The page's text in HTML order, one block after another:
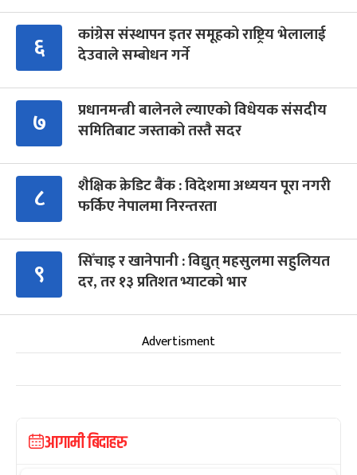
६
कांग्रेस संस्थापन इतर समूहको राष्ट्रिय भेलालाई
देउवाले सम्बोधन गर्ने
७
प्रधानमन्त्री बालेनले ल्याएको विधेयक संसदीय
समितिबाट जस्ताको तस्तै सदर
८
शैक्षिक क्रेडिट बैंक : विदेशमा अध्ययन पूरा नगरी
फर्किए नेपालमा निरन्तरता
९
सिँचाइ र खानेपानी : विद्युत् महसुलमा सहुलियत
दर, तर १३ प्रतिशत भ्याटको भार
Advertisment
आगामी बिदाहरु